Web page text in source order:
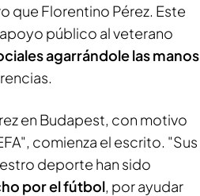
que Florentino Pérez. Este
público al veterano
agarrándole las manos
en Budapest, con motivo
comienza el escrito. "Sus
deporte han sido
por el fútbol, por ayudar